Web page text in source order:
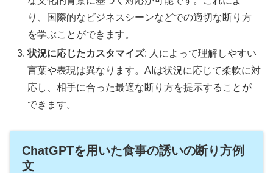
り、国際的なビジネスシーンなどでの適切な断り方
を学ぶことができます。
状況に応じたカスタマイズ: 人によって理解しやすい
言葉や表現は異なります。AIは状況に応じて柔軟に対
応し、相手に合った最適な断り方を提示することが
できます。
ChatGPTを用いた食事の誘いの断り方例
文